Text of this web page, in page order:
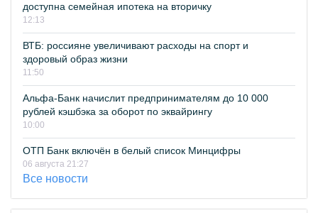
доступна семейная ипотека на вторичку
12:13
ВТБ: россияне увеличивают расходы на спорт и
здоровый образ жизни
11:50
Альфа-Банк начислит предпринимателям до 10 000
рублей кэшбэка за оборот по эквайрингу
10:00
ОТП Банк включён в белый список Минцифры
06 августа 21:27
Все новости